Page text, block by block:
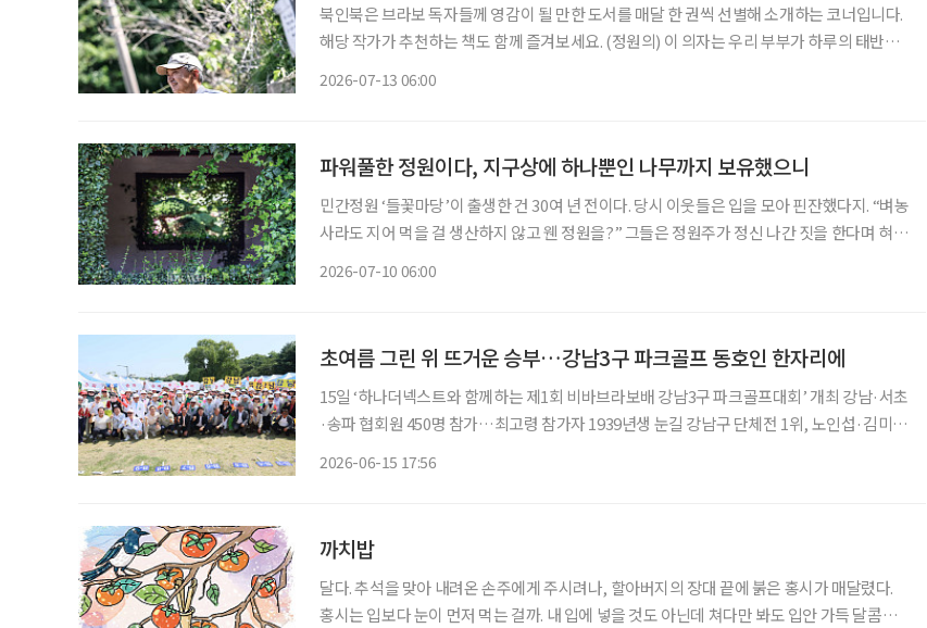
북인북은 브라보 독자들께 영감이 될 만한 도서를 매달 한 권씩 선별해 소개하는 코너입니다.
해당 작가가 추천하는 책도 함께 즐겨보세요. (정원의) 이 의자는 우리 부부가 하루의 태반을
2026-07-13 06:00
파워풀한 정원이다, 지구상에 하나뿐인 나무까지 보유했으니
민간정원 ‘들꽃마당’이 출생한 건 30여 년 전이다. 당시 이웃들은 입을 모아 핀잔했다지. “벼농
사라도 지어 먹을 걸 생산하지 않고 웬 정원을?” 그들은 정원주가 정신 나간 짓을 한다며 혀를
2026-07-10 06:00
초여름 그린 위 뜨거운 승부…강남3구 파크골프 동호인 한자리에
15일 ‘하나더넥스트와 함께하는 제1회 비바브라보배 강남3구 파크골프대회’ 개최 강남·서초
·송파 협회원 450명 참가…최고령 참가자 1939년생 눈길 강남구 단체전 1위, 노인섭·김미선
2026-06-15 17:56
까치밥
달다. 추석을 맞아 내려온 손주에게 주시려나, 할아버지의 장대 끝에 붉은 홍시가 매달렸다.
홍시는 입보다 눈이 먼저 먹는 걸까. 내 입에 넣을 것도 아닌데 쳐다만 봐도 입안 가득 달콤해